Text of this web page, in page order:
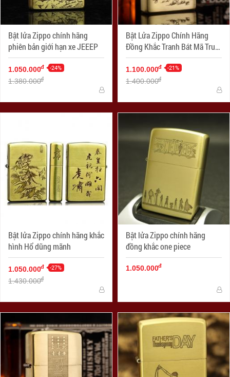
Bật lửa Zippo chính hãng
phiên bản giới hạn xe JEEEP
1.050.000đ -24%
1.380.000đ
Bật Lửa Zippo Chính Hãng
Đồng Khắc Tranh Bát Mã Truy
Phong
1.100.000đ -21%
1.400.000đ
Bật lửa Zippo chính hãng khắc
hình Hổ dũng mãnh
1.050.000đ -27%
1.430.000đ
Bật lửa Zippo chính hãng
đồng khắc one piece
1.050.000đ